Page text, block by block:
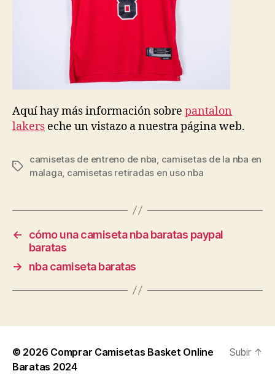
Aquí hay más información sobre pantalon
lakers eche un vistazo a nuestra página web.
Etiquetas
camisetas de entreno de nba camisetas de la nba en
malaga camisetas retiradas en uso nba
←
cómo una camiseta nba baratas paypal
baratas
→
nba camiseta baratas
© 2026 Comprar Camisetas Basket Online
Baratas 2024
Subir ↑